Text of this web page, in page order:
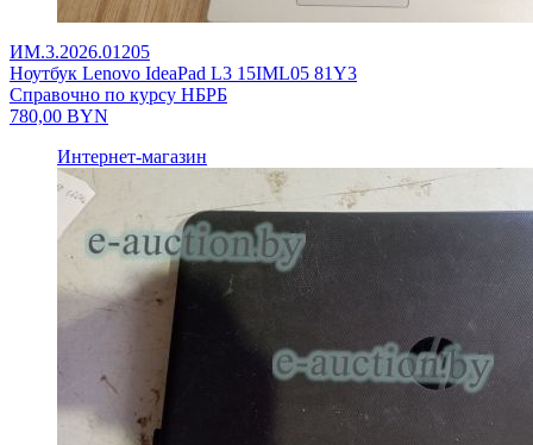
ИМ.3.2026.01205
Ноутбук Lenovo IdeaPad L3 15IML05 81Y3
Справочно по курсу НБРБ
780,00 BYN
Интернет-магазин